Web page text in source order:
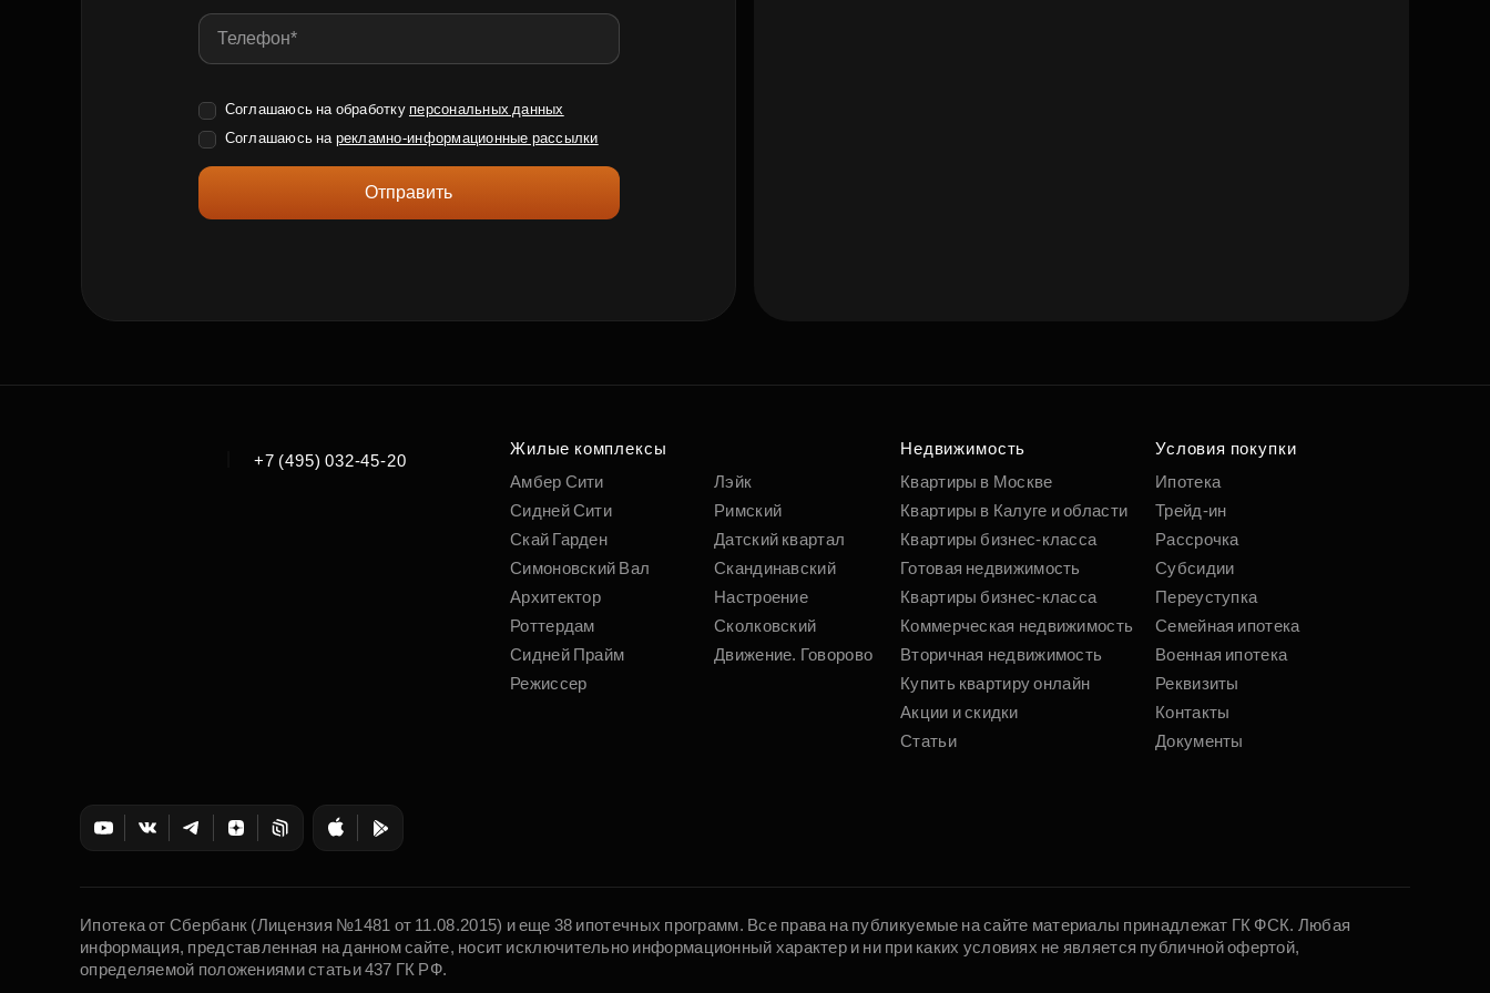
Соглашаюсь на обработку персональных данных
Соглашаюсь на рекламно-информационные рассылки
Отправить
+7 (495) 032-45-20
Жилые комплексы
Амбер Сити
Сидней Сити
Скай Гарден
Симоновский Вал
Архитектор
Роттердам
Сидней Прайм
Режиссер
Лэйк
Римский
Датский квартал
Скандинавский
Настроение
Сколковский
Движение. Говорово
Недвижимость
Квартиры в Москве
Квартиры в Калуге и области
Квартиры бизнес-класса
Готовая недвижимость
Квартиры бизнес-класса
Коммерческая недвижимость
Вторичная недвижимость
Купить квартиру онлайн
Акции и скидки
Статьи
Условия покупки
Ипотека
Трейд-ин
Рассрочка
Субсидии
Переуступка
Семейная ипотека
Военная ипотека
Реквизиты
Контакты
Документы
Ипотека от Сбербанк (Лицензия №1481 от 11.08.2015) и еще 38 ипотечных программ. Все права на публикуемые на сайте материалы принадлежат ГК ФСК. Любая
информация, представленная на данном сайте, носит исключительно информационный характер и ни при каких условиях не является публичной офертой,
определяемой положениями статьи 437 ГК РФ.